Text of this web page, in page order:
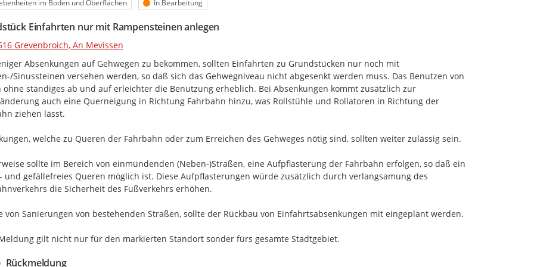
Dann brauchen sie Barrierefreiheit.
Drei Prozent aller Behinderungen sind angeboren.
- weil man krank ist
- weil man einen Unfall hat
- weil man älter wird.
Welche Barrieren gibt es in Grevenbroich?
Man kann etwas nicht gut machen.
- weil es zu eng ist
- weil man nicht gut sehen kann
Zum Beispiel:
- Eine Tür ist zu schwer.
im Boden und Oberflächen Status
In Bearbeitung
Einfahrten nur mit Rampensteinen anlegen
Grevenbroich, An Mevissen
Absenkungen auf Gehwegen zu bekommen, sollten Einfahrten zu Grundstücken nur noch mit
Sinussteinen versehen werden, so daß sich das Gehwegniveau nicht abgesenkt werden muss. Das Benutzen von
ohne ständiges ab und auf erleichter die Benutzung erheblich. Bei Absenkungen kommt zusätzlich zur
auch eine Querneigung in Richtung Fahrbahn hinzu, was Rollstühle und Rollatoren in Richtung der
ziehen lässt.
welche zu Queren der Fahrbahn oder zum Erreichen des Gehweges nötig sind, sollten weiter zulässig sein.
sollte im Bereich von einmündenden (Neben-)Straßen, eine Aufpflasterung der Fahrbahn erfolgen, so daß ein
und gefällefreies Queren möglich ist. Diese Aufpflasterungen würde zusätzlich durch verlangsamung des
die Sicherheit des Fußverkehrs erhöhen.
von Sanierungen von bestehenden Straßen, sollte der Rückbau von Einfahrtsabsenkungen mit eingeplant werden.
gilt nicht nur für den markierten Standort sonder fürs gesamte Stadtgebiet.
Rückmeldung